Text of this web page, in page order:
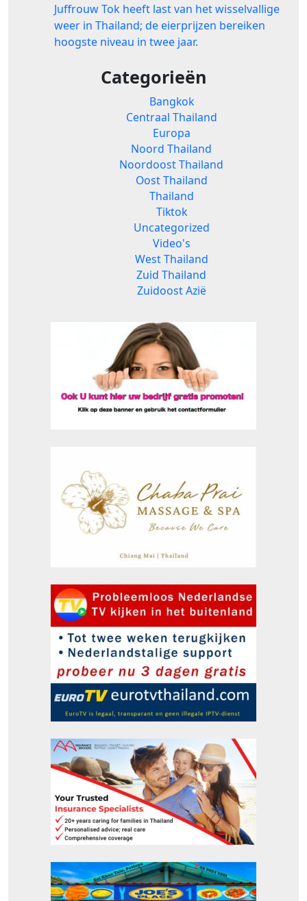
Juffrouw Tok heeft last van het wisselvallige
weer in Thailand; de eierprijzen bereiken
hoogste niveau in twee jaar.
Categorieën
Bangkok
Centraal Thailand
Europa
Noord Thailand
Noordoost Thailand
Oost Thailand
Thailand
Tiktok
Uncategorized
Video's
West Thailand
Zuid Thailand
Zuidoost Azië